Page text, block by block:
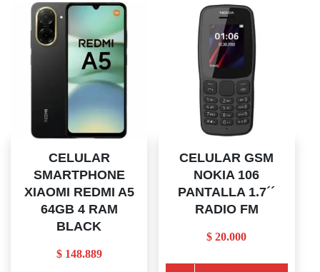
CELULAR
SMARTPHONE
XIAOMI REDMI A5
64GB 4 RAM
BLACK
$148.889
CELULAR GSM
NOKIA 106
PANTALLA 1.7´´
RADIO FM
$ 20.000